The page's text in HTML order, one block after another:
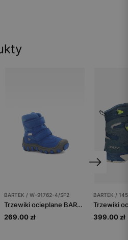
BARTEK / W-91762-4/SF2
Trzewiki ocieplane BARTEK W-91762-4/SF2, dla chłopców, niebieski
269.00 zł
BARTEK /
399.00 zł